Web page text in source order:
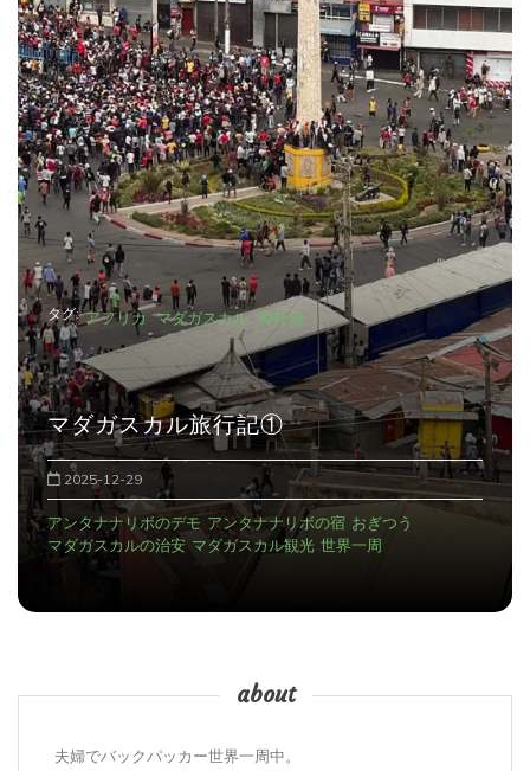
タグ: アフリカ マダガスカル 海外旅
マダガスカル旅行記①
2025-12-29
アンタナナリボのデモ アンタナナリボの宿 おぎつう
マダガスカルの治安 マダガスカル観光 世界一周
about
夫婦でバックパッカー世界一周中。